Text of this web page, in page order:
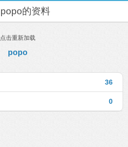
popo的资料
点击重新加载
popo
36
0